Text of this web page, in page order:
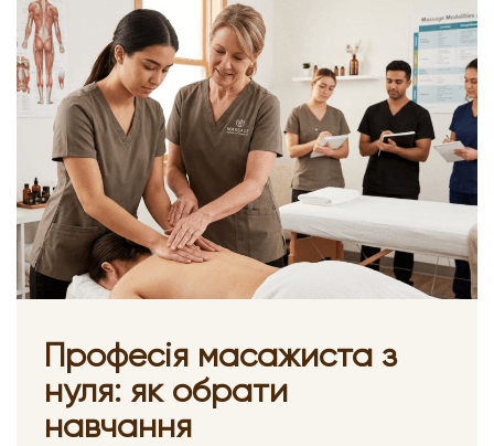
Професія масажиста з
нуля: як обрати
навчання